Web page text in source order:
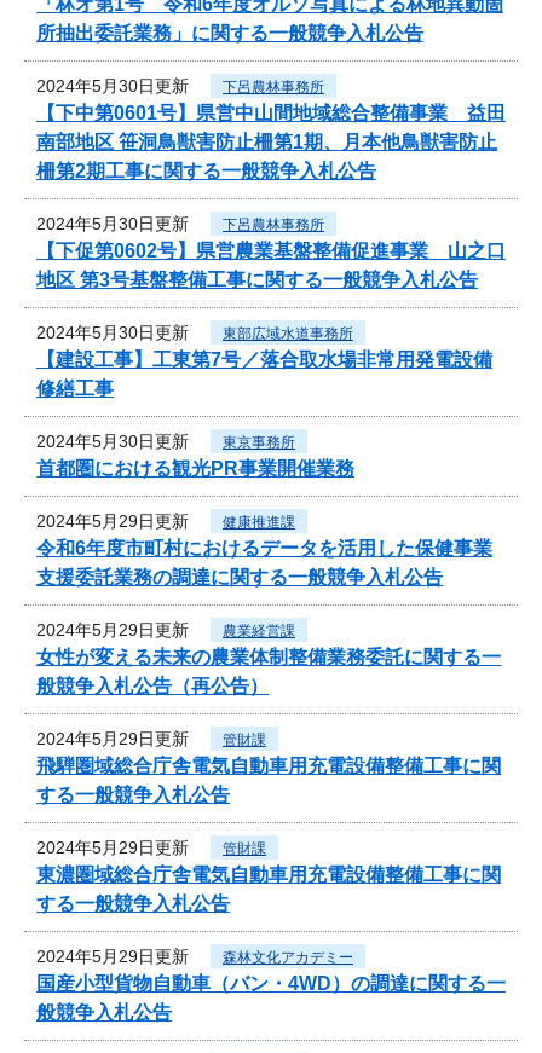
所抽出委託業務」に関する一般競争入札公告
2024年5月30日更新 下呂農林事務所
【下中第0601号】県営中山間地域総合整備事業 益田
南部地区 笹洞鳥獣害防止柵第1期、月本他鳥獣害防止
柵第2期工事に関する一般競争入札公告
2024年5月30日更新 下呂農林事務所
【下促第0602号】県営農業基盤整備促進事業 山之口
地区 第3号基盤整備工事に関する一般競争入札公告
2024年5月30日更新 東部広域水道事務所
【建設工事】工東第7号／落合取水場非常用発電設備
修繕工事
2024年5月30日更新 東京事務所
首都圏における観光PR事業開催業務
2024年5月29日更新 健康推進課
令和6年度市町村におけるデータを活用した保健事業
支援委託業務の調達に関する一般競争入札公告
2024年5月29日更新 農業経営課
女性が変える未来の農業体制整備業務委託に関する一
般競争入札公告（再公告）
2024年5月29日更新 管財課
飛騨圏域総合庁舎電気自動車用充電設備整備工事に関
する一般競争入札公告
2024年5月29日更新 管財課
東濃圏域総合庁舎電気自動車用充電設備整備工事に関
する一般競争入札公告
2024年5月29日更新 森林文化アカデミー
国産小型貨物自動車（バン・4WD）の調達に関する一
般競争入札公告